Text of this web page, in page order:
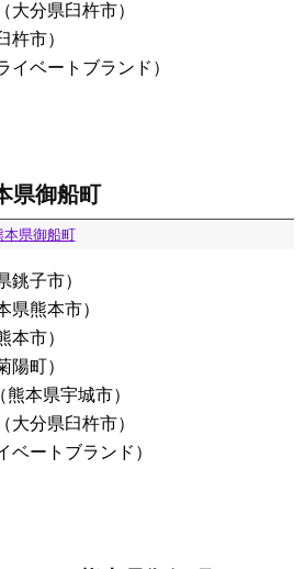
大分県臼杵市）
杵市）
イベートブランド）
県御船町
本県御船町
銚子市）
県熊本市）
本市）
陽町）
本県宇城市）
大分県臼杵市）
ベートブランド）